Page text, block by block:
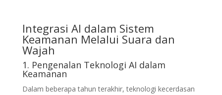
Integrasi AI dalam Sistem
Keamanan Melalui Suara dan
Wajah
1. Pengenalan Teknologi AI dalam
Keamanan
Dalam beberapa tahun terakhir, teknologi kecerdasan